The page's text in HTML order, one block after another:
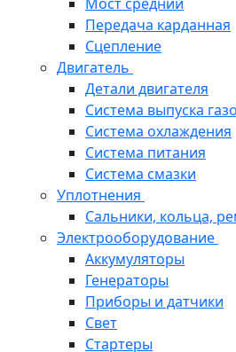
Передача карданная
Сцепление
Двигатель
Детали двигателя
Система выпуска
Система охлаждения
Система питания
Система смазки
Уплотнения
Сальники, кольца,
Электрооборудование
Аккумуляторы
Генераторы
Приборы и датчики
Свет
Стартеры